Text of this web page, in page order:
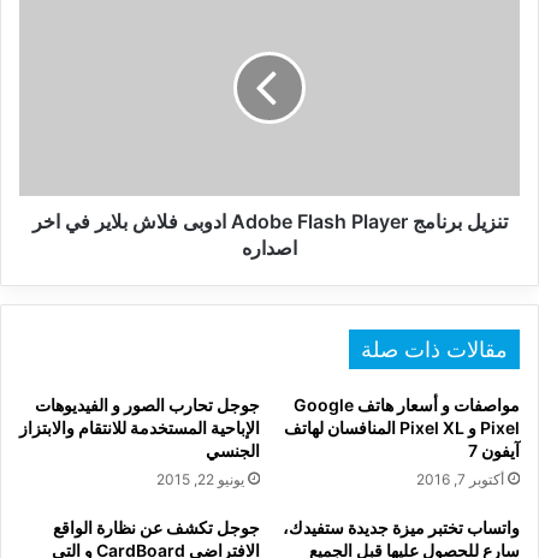
في
اخر
تنزيل برنامج Adobe Flash Player ادوبى فلاش بلاير في اخر
اصداره
مقالات ذات صلة
مواصفات و أسعار هاتف Google
Pixel و Pixel XL المنافسان لهاتف
آيفون 7
أكتوبر 7, 2016
جوجل تحارب الصور و الفيديوهات
الإباحية المستخدمة للانتقام والابتزاز
الجنسي
يونيو 22, 2015
واتساب تختبر ميزة جديدة ستفيدك،
سارع للحصول عليها قبل الجميع
جوجل تكشف عن نظارة الواقع
الافتراضي CardBoard و التي